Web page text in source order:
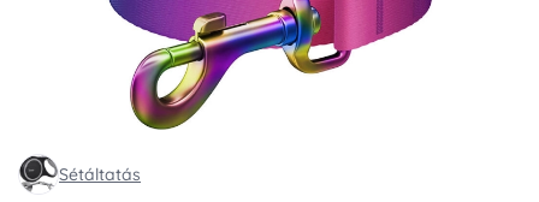
Sétáltatás